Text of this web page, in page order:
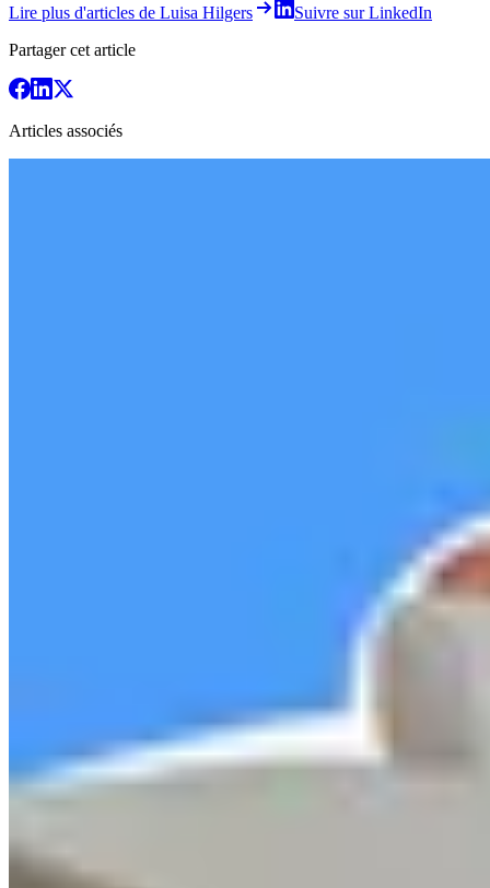
Lire plus d'articles de Luisa Hilgers
Suivre sur LinkedIn
Partager cet article
Articles associés